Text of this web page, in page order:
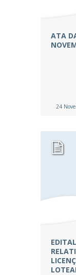
ATA
24